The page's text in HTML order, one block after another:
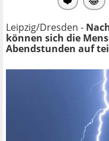
Leipzig/Dresden -
können sich die
Abendstunden auf